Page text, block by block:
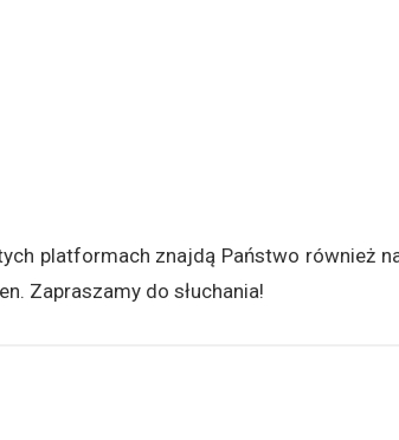
platformach znajdą Państwo również
Zapraszamy do słuchania!